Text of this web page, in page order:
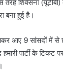
तरह शिवेसना
बना हुई है।
आए 9 सांसदों में
पार्टी के